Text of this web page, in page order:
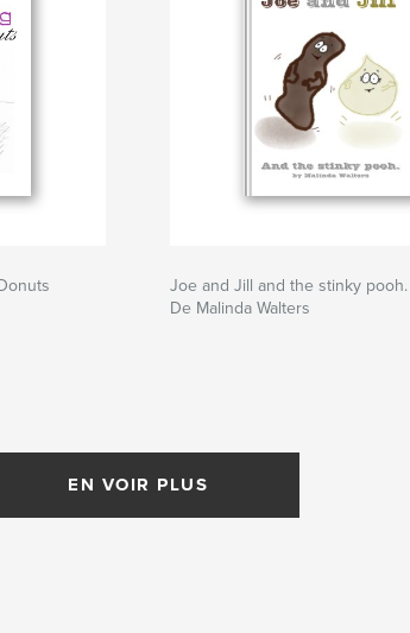
Joe and Jill and the stinky pooh.
De Malinda Walters
EN VOIR PLUS